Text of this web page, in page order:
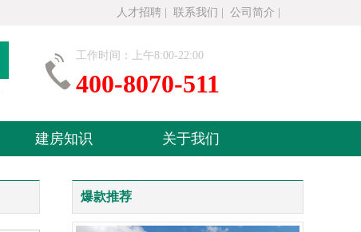
人才招聘 联系我们 公司简介
工作时间：上午8:00-22:00
400-8070-511
建房知识 关于我们
爆款推荐